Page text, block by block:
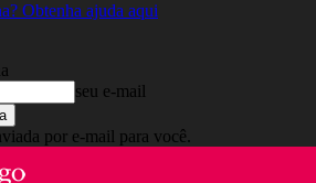
Obtenha ajuda aqui
seu e-mail
por e-mail para você.